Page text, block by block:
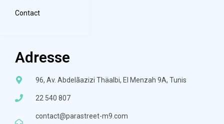
Contact
Adresse
96, Av. Abdelãazizi Thäalbi, El Menzah 9A, Tunis
22 540 807
contact@parastreet-m9.com